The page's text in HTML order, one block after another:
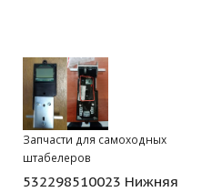
Запчасти для самоходных
штабелеров
532298510023 Нижняя